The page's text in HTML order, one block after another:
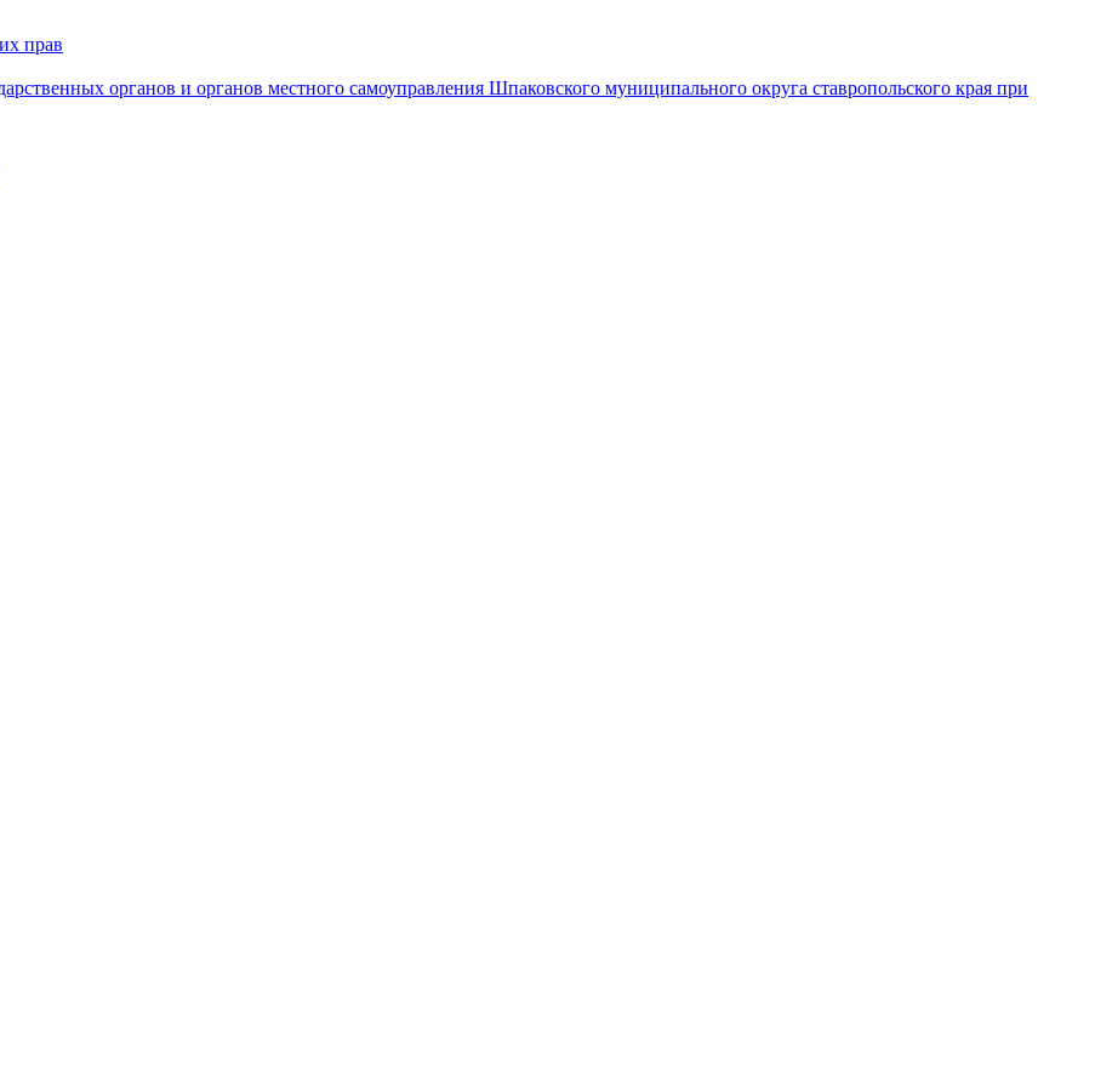
прав
органов и органов местного самоуправления Шпаковского муниципального округа ставропольского края при